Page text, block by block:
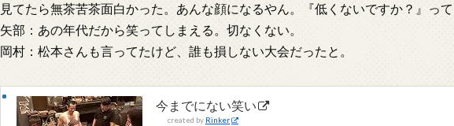
見てたら無茶苦茶面白かった。あんな顔になるやん。『低くないですか？』って
矢部：あの年代だから笑ってしまえる。切なくない。
岡村：松本さんも言ってたけど、誰も損しない大会だったと。
今までにない笑い
created by Rinker